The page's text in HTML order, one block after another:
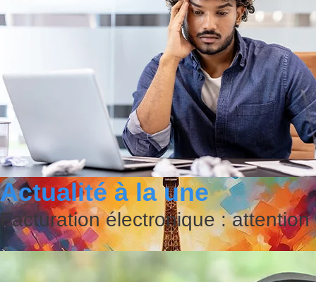
Actualité à la une
Facturation électronique :